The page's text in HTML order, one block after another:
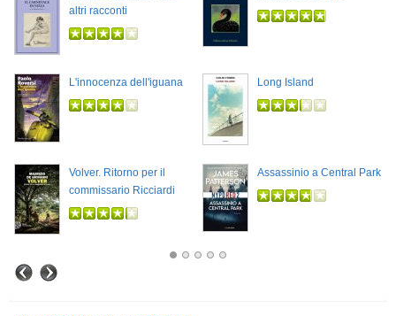
altri racconti
L'innocenza dell'iguana Long Island
Volver. Ritorno per il
commissario Ricciardi
Assassinio a Central Park